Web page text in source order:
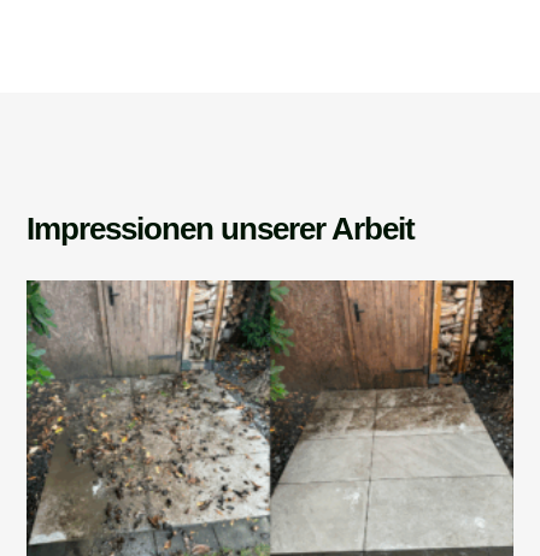
Impressionen unserer Arbeit